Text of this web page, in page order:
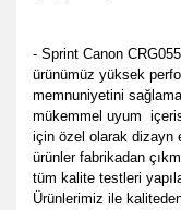
- Sprint Canon
ürünümüz yüksek
memnuniyetini
mükemmel uyum
için özel olarak dizayn
ürünler fabrikadan
tüm kalite testleri
Ürünlerimiz ile